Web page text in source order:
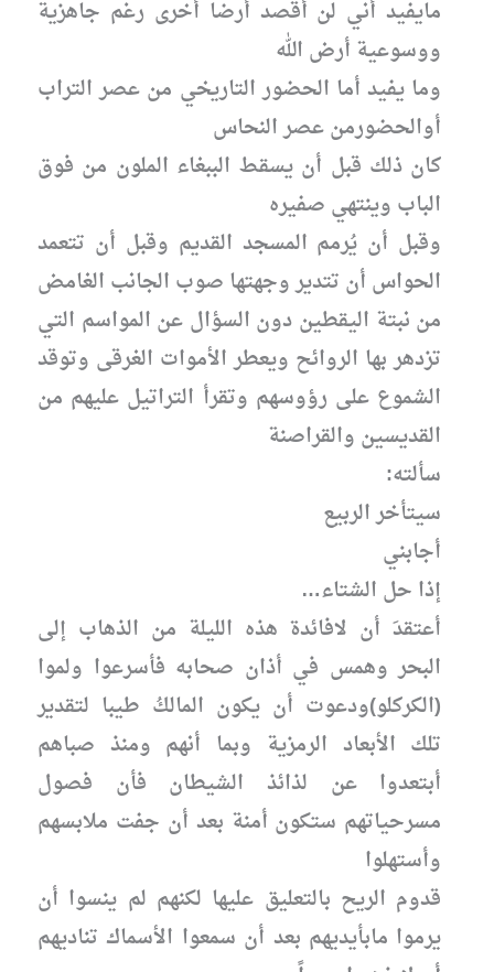
مايفيد أني لن أقصد أرضا أخرى رغم جاهزية
ووسوعية أرض الله
وما يفيد أما الحضور التاريخي من عصر التراب
أوالحضورمن عصر النحاس
كان ذلك قبل أن يسقط الببغاء الملون من فوق
الباب وينتهي صفيره
وقبل أن يُرمم المسجد القديم وقبل أن تتعمد
الحواس أن تتدير وجهتها صوب الجانب الغامض
من نبتة اليقطين دون السؤال عن المواسم التي
تزدهر بها الروائح ويعطر الأموات الغرقى وتوقد
الشموع على رؤوسهم وتقرأ التراتيل عليهم من
القديسين والقراصنة
سألته:
سيتأخر الربيع
أجابني
إذا حل الشتاء…
أعتقدَ أن لافائدة هذه الليلة من الذهاب إلى
البحر وهمس في أذان صحابه فأسرعوا ولموا
(الكركلو)ودعوت أن يكون المالكُ طيبا لتقدير
تلك الأبعاد الرمزية وبما أنهم ومنذ صباهم
أبتعدوا عن لذائذ الشيطان فأن فصول
مسرحياتهم ستكون أمنة بعد أن جفت ملابسهم
وأستهلوا
قدوم الريح بالتعليق عليها لكنهم لم ينسوا أن
يرموا مابأيديهم بعد أن سمعوا الأسماك تناديهم